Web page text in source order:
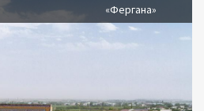
«Фергана»